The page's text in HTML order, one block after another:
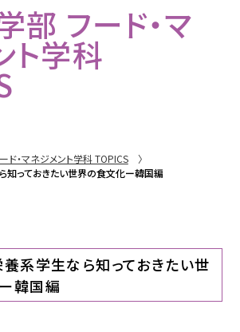
部 フード・マ
ト学科
ド・マネジメント学科 TOPICS
知っておきたい世界の食文化ー韓国編
養系学生なら知っておきたい世
韓国編